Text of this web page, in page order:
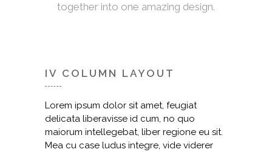
together into one amazing design.
IV COLUMN LAYOUT
Lorem ipsum dolor sit amet, feugiat
delicata liberavisse id cum, no quo
maiorum intellegebat, liber regione eu sit.
Mea cu case ludus integre, vide viderer